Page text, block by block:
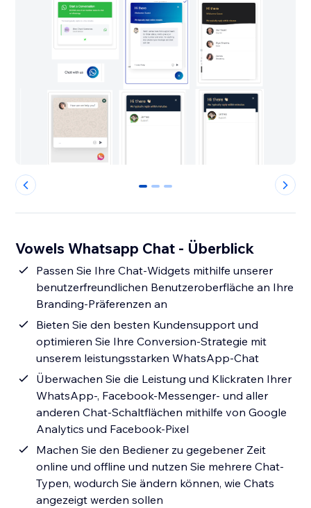
0 1 2
Vowels Whatsapp Chat - Überblick
Passen Sie Ihre Chat-Widgets mithilfe unserer
benutzerfreundlichen Benutzeroberfläche an Ihre
Branding-Präferenzen an
Bieten Sie den besten Kundensupport und
optimieren Sie Ihre Conversion-Strategie mit
unserem leistungsstarken WhatsApp-Chat
Überwachen Sie die Leistung und Klickraten Ihrer
WhatsApp-, Facebook-Messenger- und aller
anderen Chat-Schaltflächen mithilfe von Google
Analytics und Facebook-Pixel
Machen Sie den Bediener zu gegebener Zeit
online und offline und nutzen Sie mehrere Chat-
Typen, wodurch Sie ändern können, wie Chats
angezeigt werden sollen